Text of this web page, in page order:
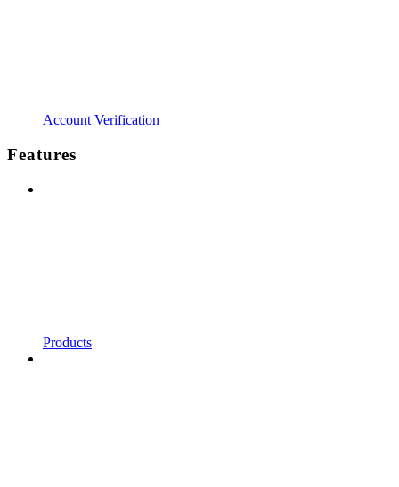
Account Verification
Features
Products